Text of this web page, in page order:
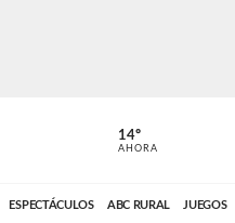
ABC CARDINAL
14º
AHORA
ESPECTÁCULOS ABC RURAL JUEGOS